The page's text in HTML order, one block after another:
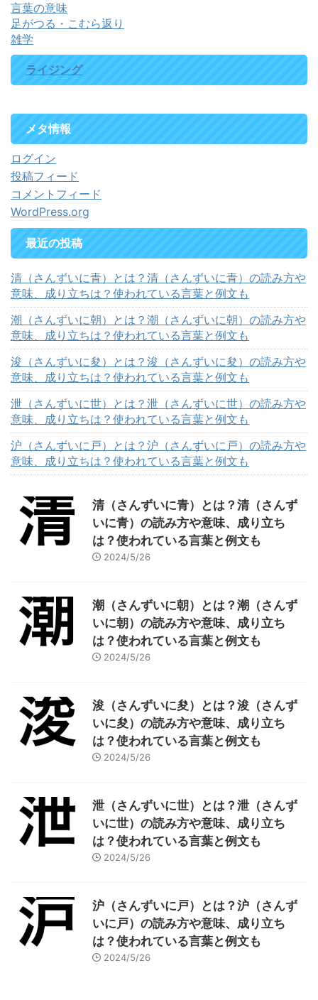
言葉の意味
足がつる・こむら返り
雑学
ライジング
メタ情報
ログイン
投稿フィード
コメントフィード
WordPress.org
最近の投稿
清（さんずいに青）とは？清（さんずいに青）の読み方や
意味、成り立ちは？使われている言葉と例文も
潮（さんずいに朝）とは？潮（さんずいに朝）の読み方や
意味、成り立ちは？使われている言葉と例文も
浚（さんずいに夋）とは？浚（さんずいに夋）の読み方や
意味、成り立ちは？使われている言葉と例文も
泄（さんずいに世）とは？泄（さんずいに世）の読み方や
意味、成り立ちは？使われている言葉と例文も
沪（さんずいに戸）とは？沪（さんずいに戸）の読み方や
意味、成り立ちは？使われている言葉と例文も
清（さんずいに青）とは？清（さんず
いに青）の読み方や意味、成り立ち
は？使われている言葉と例文も
2024/5/26
潮（さんずいに朝）とは？潮（さんず
いに朝）の読み方や意味、成り立ち
は？使われている言葉と例文も
2024/5/26
浚（さんずいに夋）とは？浚（さんず
いに夋）の読み方や意味、成り立ち
は？使われている言葉と例文も
2024/5/26
泄（さんずいに世）とは？泄（さんず
いに世）の読み方や意味、成り立ち
は？使われている言葉と例文も
2024/5/26
沪（さんずいに戸）とは？沪（さんず
いに戸）の読み方や意味、成り立ち
は？使われている言葉と例文も
2024/5/26